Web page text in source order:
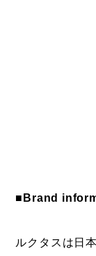
■Brand
ルクタスは日